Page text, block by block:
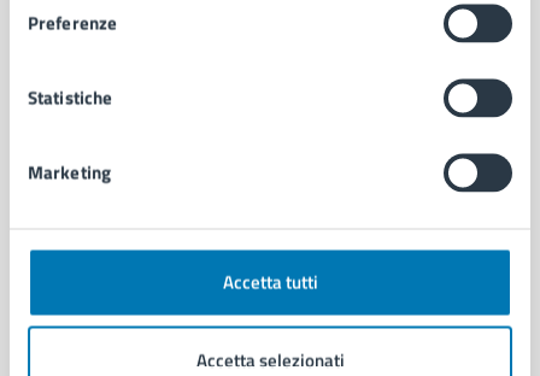
Preferenze
Statistiche
Marketing
Accetta tutti
Accetta selezionati
Comune di Napoli
AMMINISTRAZIONE
Organi di governo
Enti e fondazioni